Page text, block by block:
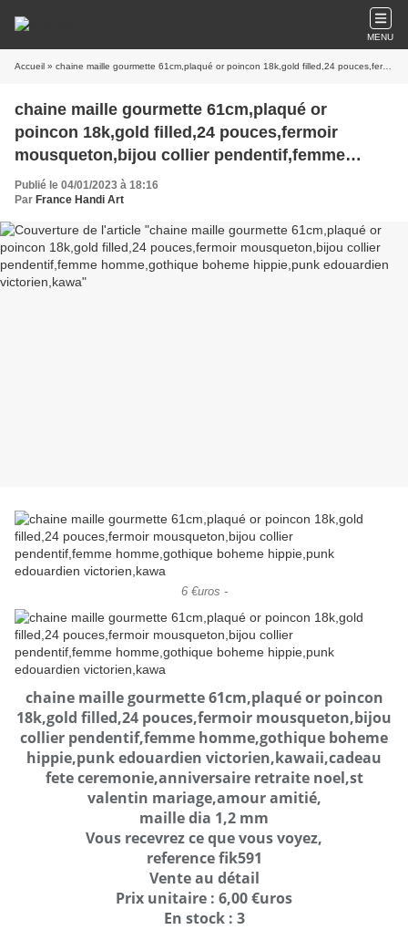
MENU
Accueil » chaine maille gourmette 61cm,plaqué or poincon 18k,gold filled,24 pouces,fermoir mousqueton,bijou collier pendentif,femme homme,gothique boheme hippie,punk edouardien victorien,kawa
chaine maille gourmette 61cm,plaqué or
poincon 18k,gold filled,24 pouces,fermoir
mousqueton,bijou collier pendentif,femme
homme,gothique boheme hippie,punk
edouardien victorien,kawa
Publié le 04/01/2023 à 18:16
Par France Handi Art
6 €uros -
chaine maille gourmette 61cm,plaqué or poincon
18k,gold filled,24 pouces,fermoir mousqueton,bijou
collier pendentif,femme homme,gothique boheme
hippie,punk edouardien victorien,kawaii,cadeau
fete ceremonie,anniversaire retraite noel,st
valentin mariage,amour amitié,
maille dia 1,2 mm
Vous recevrez ce que vous voyez,
reference fik591
Vente au détail
Prix unitaire : 6,00 €uros
En stock : 3